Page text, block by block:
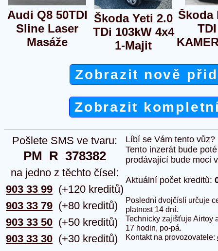
Audi Q8 50TDI
Sline Laser
Masáže
Škoda Yeti 2.0
TDi 103kW 4x4
1-Majit
Škoda
Zobrazit nově
Zobrazit
Pošlete SMS ve tvaru:
PM  R  378382
na jedno z těchto čísel:
903 33 99
903 33 79
903 33 50
903 33 30
(+120 kreditů)
(+80 kreditů)
(+50 kreditů)
(+30 kreditů)
Líbí se Vám tento
Tento inzerát bude
prodávající bude moci
Aktuální počet kreditů:
Poslední dvojčíslí určuje
platnost 14 dní.
Technicky zajišťuje Airtoy
17 hodin, po-pá.
Kontakt na provozovatele: